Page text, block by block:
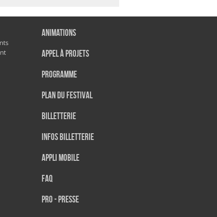
Animations
Appel à projets
Programme
Plan du festival
Billetterie
Infos Billetterie
Appli mobile
FAQ
PRO - PRESSE